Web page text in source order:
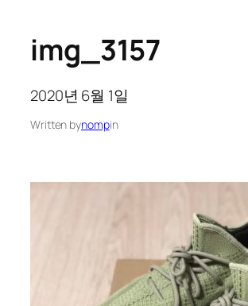
img_3157
2020년 6월 1일
Written bynompin